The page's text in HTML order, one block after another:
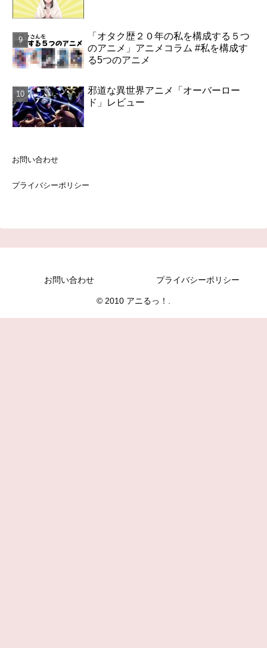
「オタク歴２０年の私を構成する５つ
のアニメ」アニメコラム #私を構成す
る5つのアニメ
邪道な異世界アニメ「オーバーロー
ド」レビュー
お問い合わせ
プライバシーポリシー
お問い合わせ プライバシーポリシー
© 2010 アニるっ！.